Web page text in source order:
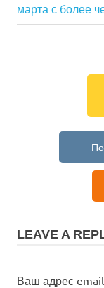
по
Post:
марта с более
LEAVE A
Ваш адрес email